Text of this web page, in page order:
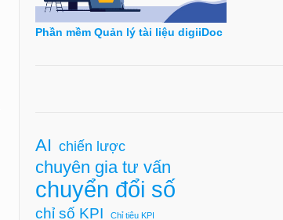
Phần mềm Quản lý tài liệu digiiDoc
AI chiến lược
chuyên gia tư vấn
chuyển đổi số
chỉ số KPI Chỉ tiêu KPI